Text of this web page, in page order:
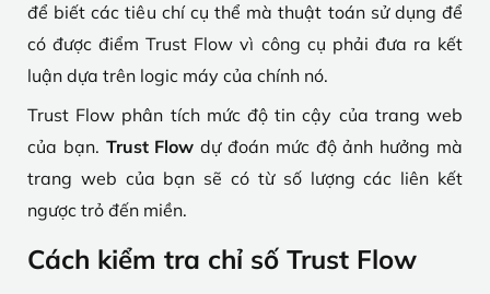
để biết các tiêu chí cụ thể mà thuật toán sử dụng để
có được điểm Trust Flow vì công cụ phải đưa ra kết
luận dựa trên logic máy của chính nó.
Trust Flow phân tích mức độ tin cậy của trang web
của bạn. Trust Flow dự đoán mức độ ảnh hưởng mà
trang web của bạn sẽ có từ số lượng các liên kết
ngược trỏ đến miền.
Cách kiểm tra chỉ số Trust Flow